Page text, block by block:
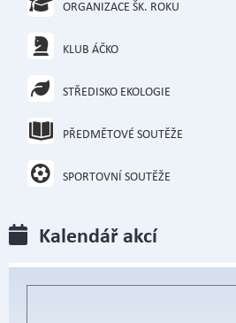
ORGANIZACE ŠK. ROKU
KLUB ÁČKO
STŘEDISKO EKOLOGIE
PŘEDMĚTOVÉ SOUTĚŽE
SPORTOVNÍ SOUTĚŽE
Kalendář akcí